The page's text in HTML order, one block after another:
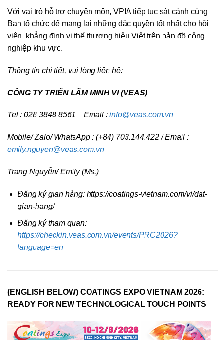
Với vai trò hỗ trợ chuyên môn, VPIA tiếp tục sát cánh cùng
Ban tổ chức để mang lại những đặc quyền tốt nhất cho hội
viên, khẳng định vị thế thương hiệu Việt trên bản đồ công
nghiệp khu vực.
Thông tin chi tiết, vui lòng liên hệ:
CÔNG TY TRIỂN LÃM MINH VI (VEAS)
Tel : 028 3848 8561 Email : info@veas.com.vn
Mobile/ Zalo/ WhatsApp : (+84) 703.144.422 / Email :
emily.nguyen@veas.com.vn
Trang Nguyễn/ Emily (Ms.)
Đăng ký gian hàng: https://coatings-vietnam.com/vi/dat-
gian-hang/
Đăng ký tham quan:
https://checkin.veas.com.vn/events/PRC2026?
language=en
(ENGLISH BELOW) COATINGS EXPO VIETNAM 2026:
READY FOR NEW TECHNOLOGICAL TOUCH POINTS